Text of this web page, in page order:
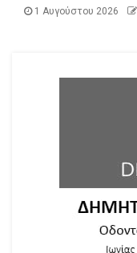
1 Αυγούστου 2026